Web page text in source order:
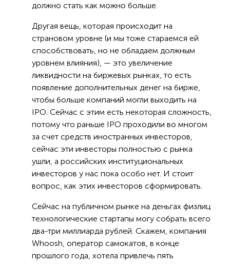
должно стать как можно больше.
Другая вещь, которая происходит на
страновом уровне (и мы тоже стараемся ей
способствовать, но не обладаем должным
уровнем влияния), — это увеличение
ликвидности на биржевых рынках, то есть
появление дополнительных денег на бирже,
чтобы больше компаний могли выходить на
IPO. Сейчас с этим есть некоторая сложность,
потому что раньше IPO проходили во многом
за счет средств иностранных инвесторов,
сейчас эти инвесторы полностью с рынка
ушли, а российских институциональных
инвесторов у нас пока особо нет. И стоит
вопрос, как этих инвесторов сформировать.
Сейчас на публичном рынке на деньгах физлиц
технологические стартапы могу собрать всего
два-три миллиарда рублей. Скажем, компания
Whoosh, оператор самокатов, в конце
прошлого года, хотела привлечь пять